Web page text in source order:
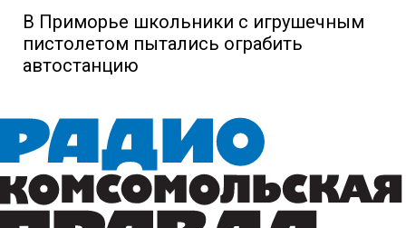
В Приморье школьники с игрушечным
пистолетом пытались ограбить
автостанцию